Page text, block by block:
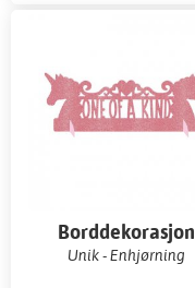
Borddekorasjon
Unik - Enhjørning